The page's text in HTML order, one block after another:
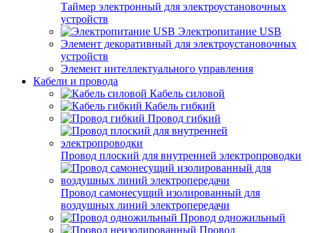
Таймер электронный для электроустановочных
устройств
Электропитание USB
Элемент декоративный для электроустановочных
устройств
Элемент интеллектуального управления
Кабели и провода
Кабель силовой
Кабель гибкий
Провод гибкий
Провод плоский для внутренней электропроводки
Провод самонесущий изолированный для
воздушных линий электропередачи
Провод одножильный
Провод